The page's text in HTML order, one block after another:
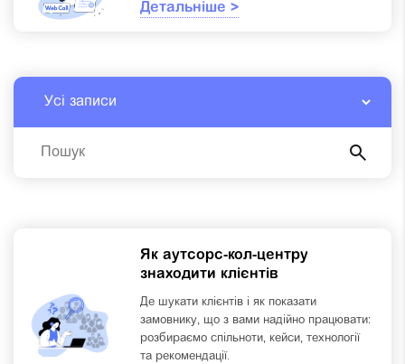
Детальніше >
Як аутсорс-кол-центру
знаходити клієнтів
Де шукати клієнтів і як показати
замовнику, що з вами надійно працювати:
розбираємо спільноти, кейси, технології
та рекомендації.